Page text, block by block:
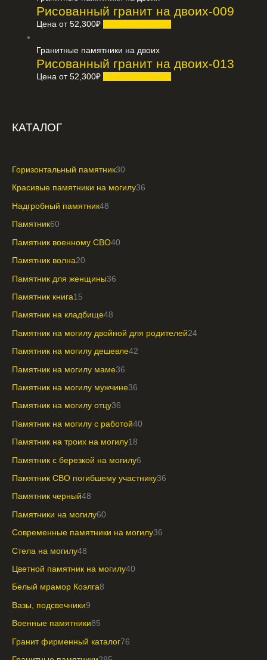
Рисованный гранит на двоих-009
Цена от52,300₽
Гранитные памятники на двоих
Рисованный гранит на двоих-013
Цена от52,300₽
КАТАЛОГ
Горизонтальный памятник30
Красивые памятники на могилу36
Надгробный памятник48
Памятник60
Памятник военному СВО40
Памятник волна20
Памятник для женщины36
Памятник книга15
Памятник на кладбище48
Памятник на могилу двойной для родителей24
Памятник на могилу дешевле42
Памятник на могилу маме36
Памятник на могилу мужчине36
Памятник на могилу отцу36
Памятник на могилу с работой40
Памятник на троих на могилу18
Памятник с березкой на могилу6
Памятник СВО погибшему участнику36
Памятник черный48
Памятники на могилу60
Современные памятники на могилу36
Стела на могилу48
Цветной памятник на могилу40
Белый мрамор Коэлга8
Вазы, подсвечники9
Военные памятники85
Гранит фирменный каталог76